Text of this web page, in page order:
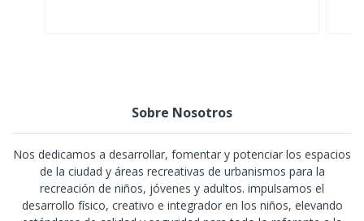
Sobre Nosotros
Nos dedicamos a desarrollar, fomentar y potenciar los espacios
de la ciudad y áreas recreativas de urbanismos para la
recreación de niños, jóvenes y adultos. impulsamos el
desarrollo físico, creativo e integrador en los niños, elevando